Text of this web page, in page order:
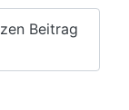
Beitrag